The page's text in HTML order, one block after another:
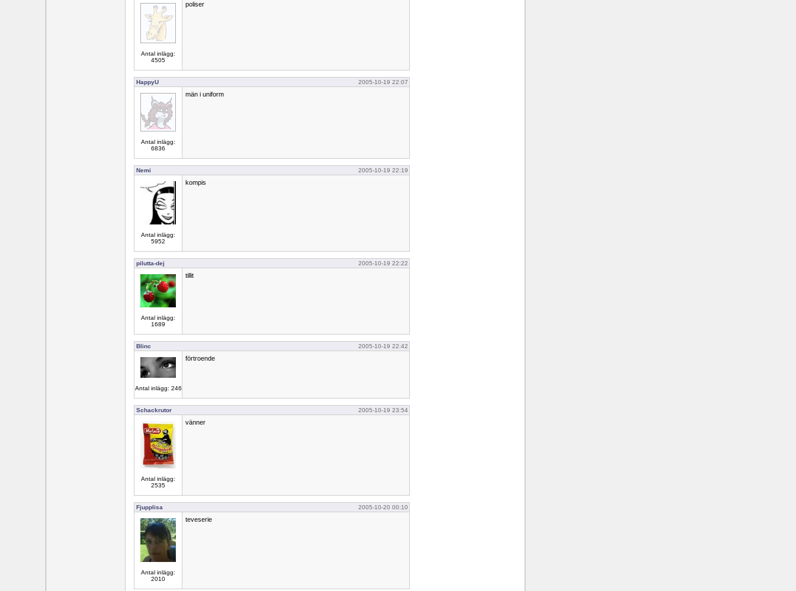
Antal inlägg:
4505
poliser
HappyU 2005-10-19 22:07
Antal inlägg:
6836
män i uniform
Nemi 2005-10-19 22:19
Antal inlägg:
5952
kompis
pilutta-dej 2005-10-19 22:22
Antal inlägg:
1689
tillit
Blinc 2005-10-19 22:42
Antal inlägg: 246
förtroende
Schackrutor 2005-10-19 23:54
Antal inlägg:
2535
vänner
Fjupplisa 2005-10-20 00:10
Antal inlägg:
2010
teveserie